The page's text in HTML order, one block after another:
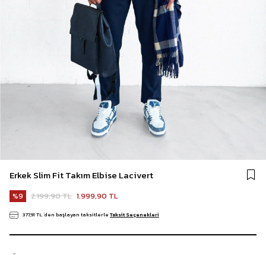
Erkek Slim Fit Takım Elbise Lacivert
9 2.199,90 TL 1.999,90 TL
377,91 TL`den başlayan taksitlerle Taksit Seçenekleri